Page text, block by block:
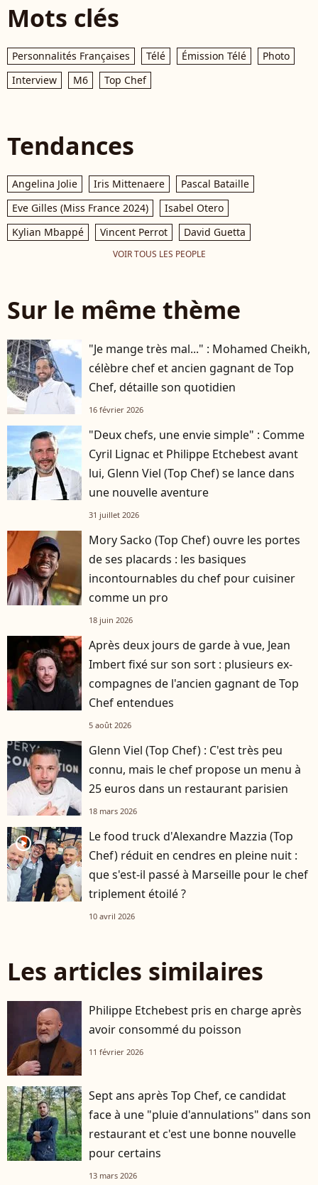
Mots clés
Personnalités Françaises Télé Émission Télé
Photo
Interview
M6 Top Chef
Tendances
Angelina Jolie Iris Mittenaere
Pascal Bataille
Eve Gilles (Miss France 2024)
Isabel Otero
Kylian Mbappé
Vincent Perrot David Guetta
VOIR TOUS LES PEOPLE
Sur le même thème
"Je mange très mal..." : Mohamed Cheikh,
célèbre chef et ancien gagnant de Top
Chef, détaille son quotidien
16 février 2026
"Deux chefs, une envie simple" : Comme
Cyril Lignac et Philippe Etchebest avant
lui, Glenn Viel (Top Chef) se lance dans
une nouvelle aventure
31 juillet 2026
Mory Sacko (Top Chef) ouvre les portes
de ses placards : les basiques
incontournables du chef pour cuisiner
comme un pro
18 juin 2026
Après deux jours de garde à vue, Jean
Imbert fixé sur son sort : plusieurs ex-
compagnes de l'ancien gagnant de Top
Chef entendues
5 août 2026
Glenn Viel (Top Chef) : C'est très peu
connu, mais le chef propose un menu à
25 euros dans un restaurant parisien
18 mars 2026
player2
Le food truck d'Alexandre Mazzia (Top
Chef) réduit en cendres en pleine nuit :
que s'est-il passé à Marseille pour le chef
triplement étoilé ?
10 avril 2026
Les articles similaires
Philippe Etchebest pris en charge après
avoir consommé du poisson
11 février 2026
Sept ans après Top Chef, ce candidat
face à une "pluie d'annulations" dans son
restaurant et c'est une bonne nouvelle
pour certains
13 mars 2026